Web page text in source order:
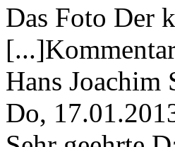
Das Foto Der
Hans Joachim
Do,